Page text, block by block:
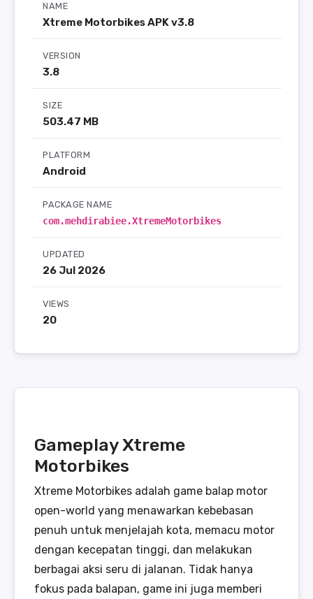
NAME
Xtreme Motorbikes APK v3.8
VERSION
3.8
SIZE
503.47 MB
PLATFORM
Android
PACKAGE NAME
com.mehdirabiee.XtremeMotorbikes
UPDATED
26 Jul 2026
VIEWS
20
Gameplay Xtreme
Motorbikes
Xtreme Motorbikes adalah game balap motor
open-world yang menawarkan kebebasan
penuh untuk menjelajah kota, memacu motor
dengan kecepatan tinggi, dan melakukan
berbagai aksi seru di jalanan. Tidak hanya
fokus pada balapan, game ini juga memberi